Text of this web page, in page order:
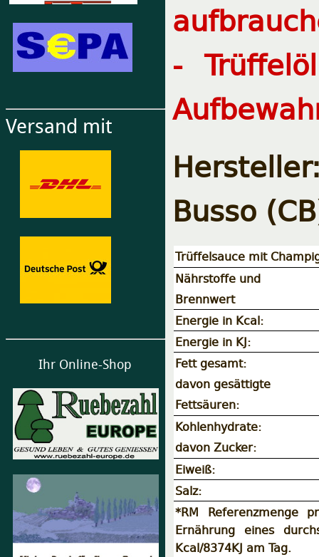
Versand mit
Ihr Online-Shop
-
Busso
Trüffelsauce mit
Nährstoffe und
Brennwert
Energie in Kcal:
Energie in KJ:
Fett gesamt:
davon gesättigte
Fettsäuren:
Kohlenhydrate:
davon Zucker:
Eiweiß:
Salz:
*RM Referenzmenge
Ernährung eines
Kcal/8374KJ am Tag.